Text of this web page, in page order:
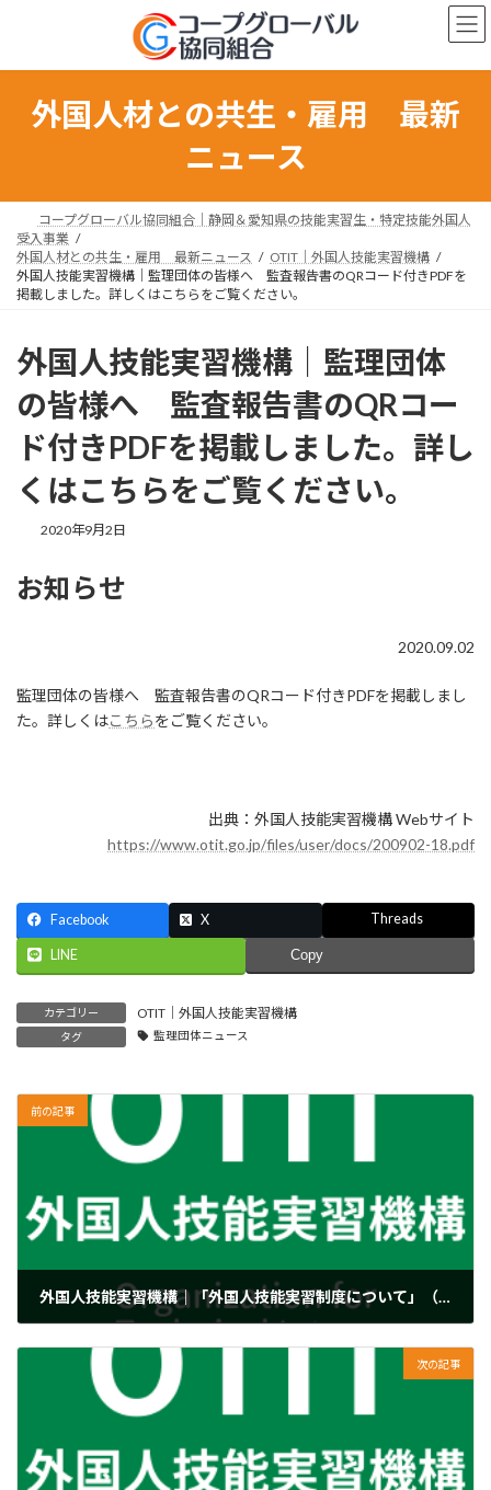
ン
プ
ー
動
外国人材との共生・雇用 最新
ニュース
コープグローバル協同組合｜静岡＆愛知県の技能実習生・特定技能外国人
受入事業
外国人材との共生・雇用 最新ニュース
OTIT｜外国人技能実習機構
外国人技能実習機構｜監理団体の皆様へ 監査報告書のQRコード付きPDFを
掲載しました。詳しくはこちらをご覧ください。
外国人技能実習機構｜監理団体
の皆様へ 監査報告書のQRコー
ド付きPDFを掲載しました。詳し
くはこちらをご覧ください。
2020年9月2日
お知らせ
2020.09.02
監理団体の皆様へ 監査報告書のQRコード付きPDFを掲載しまし
た。詳しくはこちらをご覧ください。
出典：外国人技能実習機構 Webサイト
https://www.otit.go.jp/files/user/docs/200902-18.pdf
Facebook X Threads
LINE Copy
カテゴリー OTIT｜外国人技能実習機構
タグ 監理団体ニュース
前の記事
外国人技能実習機構｜「外国人技能実習制度について」（令和2年9月1日一部改正 技能実習法・主務省令等の周知資料）を掲載しました
次の記事